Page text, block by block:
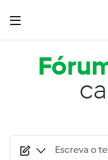
Passar para o conteúdo